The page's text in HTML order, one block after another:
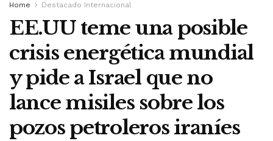
Home Destacado Internacional
EE.UU teme una posible
crisis energética mundial
y pide a Israel que no
lance misiles sobre los
pozos petroleros iraníes